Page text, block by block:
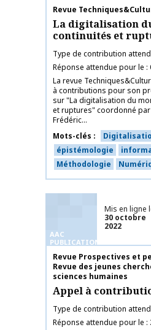
Nom de la publication
Revue
La digitalisation
continuités et
Type de contribution
Réponse attendue pour le
La revue
à contributions pour son
sur "La digitalisation du
et ruptures" coordonné par
Frédéric...
Mots-clés
épistémologie
Méthodologie
AAC
PUBLICATIONS
Mis en ligne
30 octobre
2022
Nom de la publication
Revue Prospectives et
Revue des jeunes
sciences humaines
Appel à
Type de contribution
Réponse attendue pour le